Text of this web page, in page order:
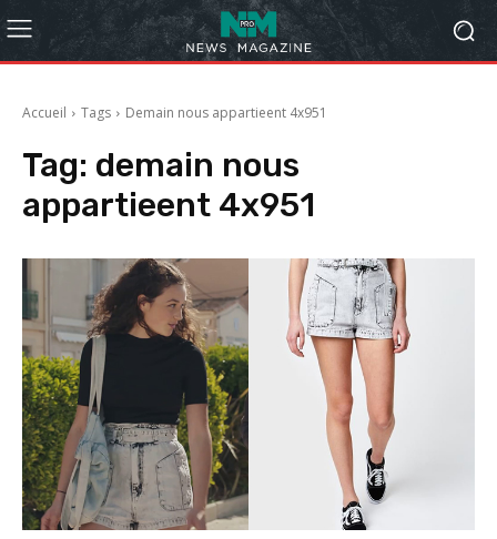
Accueil Tags Demain nous appartieent 4x951
Tag: demain nous
appartieent 4x951